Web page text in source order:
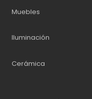
Muebles
Iluminación
Cerámica